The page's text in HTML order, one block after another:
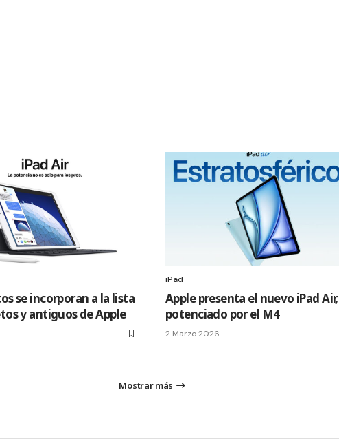
se incorporan a la lista
y antiguos de Apple
iPad
Apple presenta el nuevo iPad Air,
potenciado por el M4
2 Marzo 2026
Mostrar más